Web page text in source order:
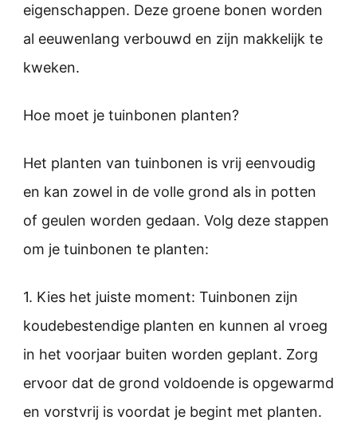
eigenschappen. Deze groene bonen worden
al eeuwenlang verbouwd en zijn makkelijk te
kweken.
Hoe moet je tuinbonen planten?
Het planten van tuinbonen is vrij eenvoudig
en kan zowel in de volle grond als in potten
of geulen worden gedaan. Volg deze stappen
om je tuinbonen te planten:
1. Kies het juiste moment: Tuinbonen zijn
koudebestendige planten en kunnen al vroeg
in het voorjaar buiten worden geplant. Zorg
ervoor dat de grond voldoende is opgewarmd
en vorstvrij is voordat je begint met planten.